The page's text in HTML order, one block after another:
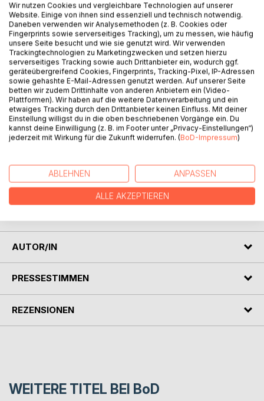
Ein literarisches Tagebuch über Liebe und Begehren.
Nach »Hinter dem Schmerz nichts als Romantik« führt
Gilbert Bach erneut in seine Welt. Wer den Roman kennt,
wird sich hier zuhause fühlen; wem Figuren und Motive
bislang unbekannt blieben, wird schnell hineingezogen.
Cuckolding als Erfahrung, Machtverhältnisse und Identität
im Spannungsfeld von Hingabe, Kontrolle und
Selbstbeobachtung: emotionale Ambivalenz und das
Sichtbarwerden des eigenen Verlangens. Eine Einladung,
In fragmentarischen Aufzeichnungen verfolgt der Autor,
wie sich Rollen verschieben, was geschieht, wenn wir uns
zeigen, und was möglich wird, wenn wir bereit sind zu
AUTOR/IN
PRESSESTIMMEN
REZENSIONEN
WEITERE TITEL BEI BoD
Wir nutzen Cookies und vergleichbare Technologien auf unserer
Website. Einige von ihnen sind essenziell und technisch notwendig.
Daneben verwenden wir Analysemethoden (z. B. Cookies oder
Fingerprints sowie serverseitiges Tracking), um zu messen, wie häufig
unsere Seite besucht und wie sie genutzt wird. Wir verwenden
Trackingtechnologien zu Marketingzwecken und setzen hierzu
serverseitiges Tracking sowie auch Drittanbieter ein, wodurch ggf.
geräteübergreifend Cookies, Fingerprints, Tracking-Pixel, IP-Adressen
sowie gehashte E-Mail-Adressen genutzt werden. Auf unserer Seite
betten wir zudem Drittinhalte von anderen Anbietern ein (Video-
Plattformen). Wir haben auf die weitere Datenverarbeitung und ein
etwaiges Tracking durch den Drittanbieter keinen Einfluss. Mit deiner
Einstellung willigst du in die oben beschriebenen Vorgänge ein. Du
kannst deine Einwilligung (z. B. im Footer unter „Privacy-Einstellungen“)
jederzeit mit Wirkung für die Zukunft widerrufen. (BoD-Impressum)
ABLEHNEN ANPASSEN
ALLE AKZEPTIEREN